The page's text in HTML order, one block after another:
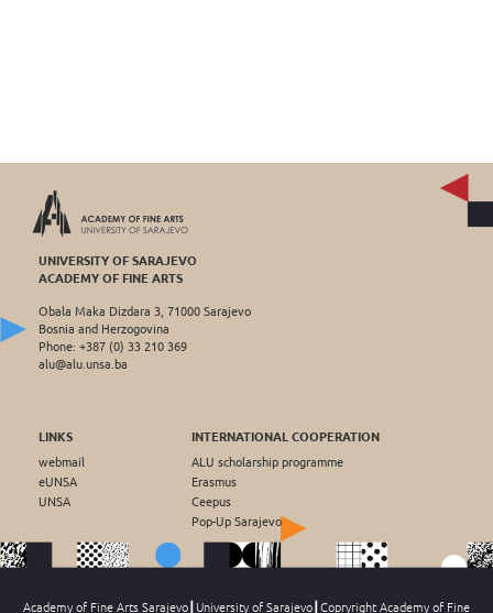
UNIVERSITY OF SARAJEVO
ACADEMY OF FINE ARTS
Obala Maka Dizdara 3, 71000 Sarajevo
Bosnia and Herzogovina
Phone: +387 (0) 33 210 369
alu@alu.unsa.ba
LINKS
webmail
eUNSA
UNSA
INTERNATIONAL COOPERATION
ALU scholarship programme
Erasmus
Ceepus
Pop-Up Sarajevo
Academy of Fine Arts Sarajevo┃University of Sarajevo┃Copryright Academy of Fine